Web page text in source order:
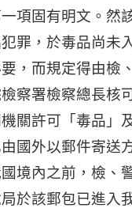
項固有明文。然
罪，於毒品尚未
，而規定得由檢
察署檢察總長核
關許可「毒品」
國外以郵件寄送
境內之前，檢、
於該郵包已進入